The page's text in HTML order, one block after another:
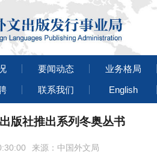
要闻动态 业务格局
联系我们 English
版社推出系列冬奥丛书
来源：中国外文局